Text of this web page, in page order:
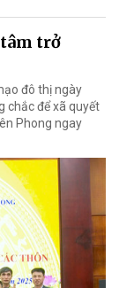
tâm trở
đô thị ngày
chắc để xã quyết
Phong ngay